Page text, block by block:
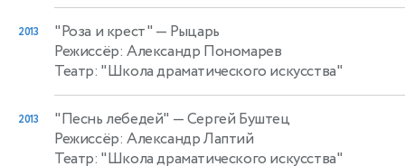
2013 "Роза и крест" — Рыцарь
Режиссёр: Александр Пономарев
Театр: "Школа драматического искусства"
2013 "Песнь лебедей" — Сергей Буштец
Режиссёр: Александр Лаптий
Театр: "Школа драматического искусства"